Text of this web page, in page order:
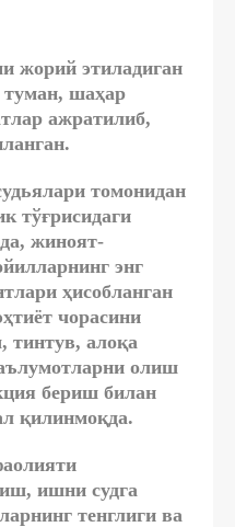
жорий этиладиган
шаҳар
ажратилиб,
томонидан
тўғрисидаги
жиноят-
энг
ҳисобланган
чорасини
тинтув, алоқа
олиш
бериш билан
қилинмоқда.
ишни судга
тенглиги ва